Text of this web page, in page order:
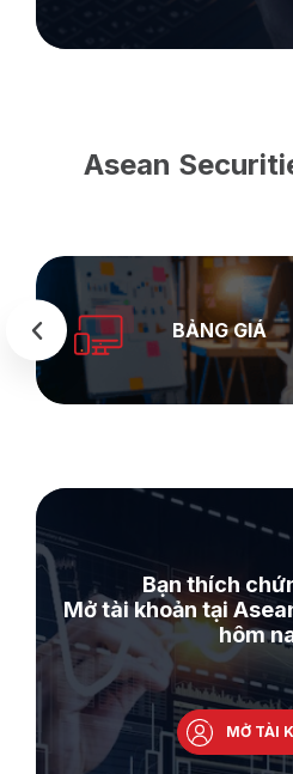
Asean
BẢNG GIÁ
Bạn thích
Mở tài khoản tại
hôm
MỞ TÀI